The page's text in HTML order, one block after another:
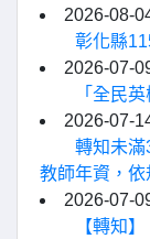
2026-08-
彰化縣
2026-07-
「全民
2026-07-
轉知未滿
教師年資，依
2026-07-
【轉知